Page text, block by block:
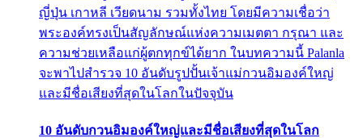
ญี่ปุ่น เกาหลี เวียดนาม รวมทั้งไทย โดยมีความเชื่อว่า
พระองค์ทรงเป็นสัญลักษณ์แห่งความเมตตา กรุณา และ
ความช่วยเหลือแก่ผู้ตกทุกข์ได้ยาก ในบทความนี้ Palanla
จะพาไปสำรวจ 10 อันดับรูปปั้นเจ้าแม่กวนอิมองค์ใหญ่
และมีชื่อเสียงที่สุดในโลกในปัจจุบัน
10 อันดับกวนอิมองค์ใหญ่และมีชื่อเสียงที่สุดในโลก